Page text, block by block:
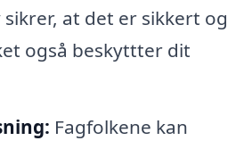
at det er sikkert og
også beskyttter dit
Fagfolkene kan